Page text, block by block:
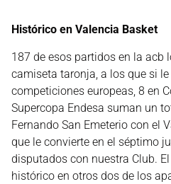
Histórico en Valencia Basket
187 de esos partidos en la acb
camiseta taronja, a los que si
competiciones europeas, 8 en
Supercopa Endesa suman un
Fernando San Emeterio con el
que le convierte en el séptimo
disputados con nuestra Club.
histórico en otros dos de los